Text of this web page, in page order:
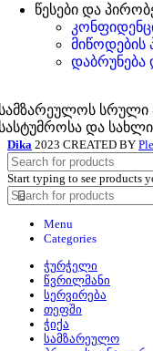
წესები და
მიწოდების
სრული
და
Dika 2023 CREATED BY
Start typing to see products
Menu
Categories
ჭურჭელი
წვრილმანი
სერვირება
თეფში
ჭიქა
სამზარეულო